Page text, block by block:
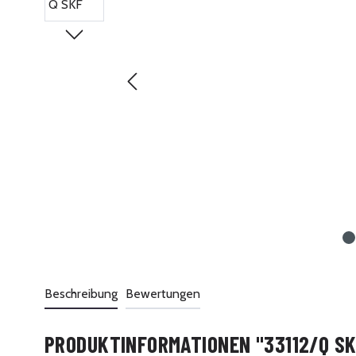
Beschreibung Bewertungen
PRODUKTINFORMATIONEN "33112/Q